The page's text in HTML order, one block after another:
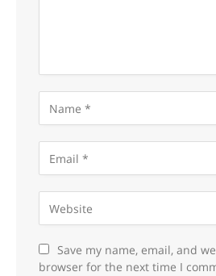
Save my name, email, and
browser for the next time I